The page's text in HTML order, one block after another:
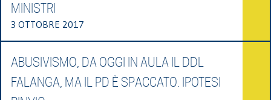
MINISTRI
3 OTTOBRE 2017
ABUSIVISMO, DA OGGI IN AULA IL DDL
FALANGA, MA IL PD È SPACCATO. IPOTESI